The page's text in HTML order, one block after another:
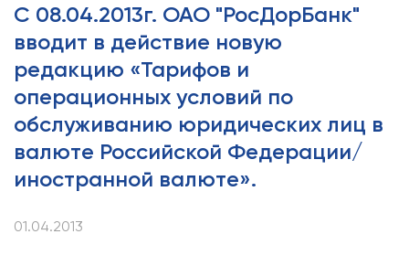
С 08.04.2013г. ОАО "РосДорБанк"
вводит в действие новую
редакцию «Тарифов и
операционных условий по
обслуживанию юридических лиц в
валюте Российской Федерации/
иностранной валюте».
01.04.2013